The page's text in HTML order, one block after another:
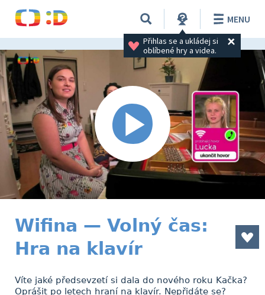
Přihlas se a ukládej si
oblíbené hry a videa.
MENU
Wifina — Volný čas:
Hra na klavír
Víte jaké předsevzetí si dala do nového roku Kačka?
Oprášit po letech hraní na klavír. Nepřidáte se?